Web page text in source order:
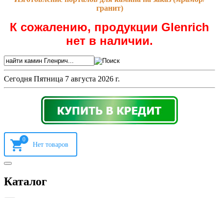
гранит)
К сожалению, продукции Glenrich
нет в наличии.
Сегодня Пятница 7 августа 2026 г.
0
Каталог